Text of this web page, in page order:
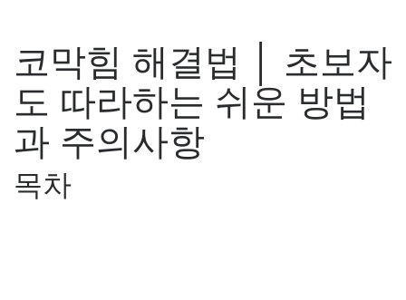
코막힘 해결법 │ 초보자
도 따라하는 쉬운 방법
과 주의사항
목차